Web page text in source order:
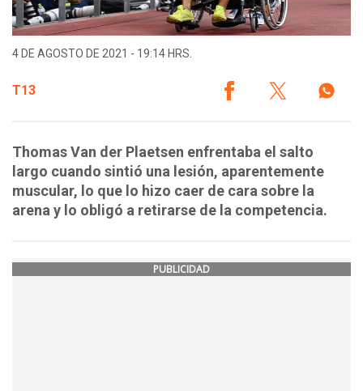
4 DE AGOSTO DE 2021 - 19:14 HRS.
T13
Thomas Van der Plaetsen enfrentaba el salto
largo cuando sintió una lesión, aparentemente
muscular, lo que lo hizo caer de cara sobre la
arena y lo obligó a retirarse de la competencia.
PUBLICIDAD